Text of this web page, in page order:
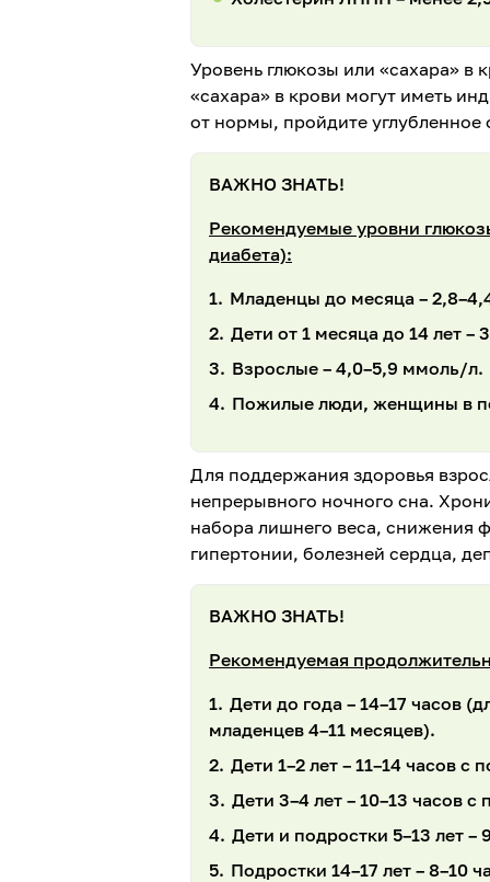
Уровень глюкозы или «сахара» в
«сахара» в крови могут иметь
от нормы, пройдите углубленное
ВАЖНО ЗНАТЬ!
Рекомендуемые уровни
диабета):
Младенцы до месяца –
Дети от 1 месяца до 14 лет –
Взрослые – 4,0–5,9 ммоль/л.
Пожилые люди, женщины в
Для поддержания здоровья
непрерывного ночного сна.
набора лишнего веса, снижения
гипертонии, болезней сердца,
ВАЖНО ЗНАТЬ!
Рекомендуемая
Дети до года – 14–17 часов
младенцев 4–11 месяцев).
Дети 1–2 лет – 11–14 часов
Дети 3–4 лет – 10–13 часов
Дети и подростки 5–13 лет –
Подростки 14–17 лет – 8–10